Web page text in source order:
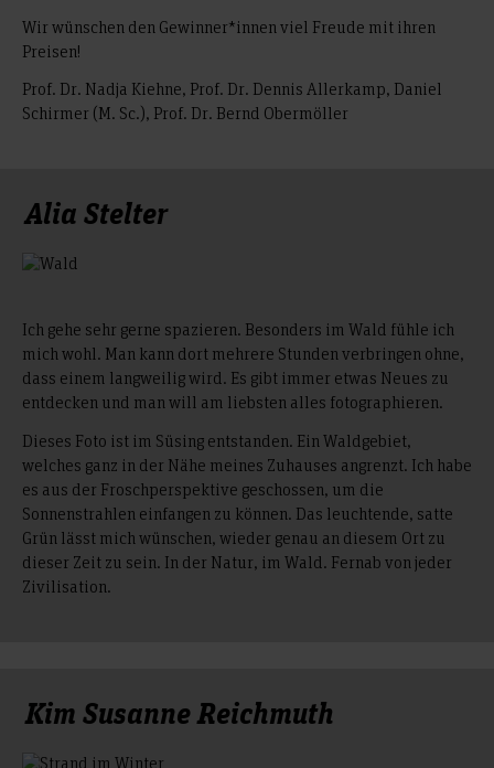
Wir wünschen den Gewinner*innen viel Freude mit ihren
Preisen!
Prof. Dr. Nadja Kiehne, Prof. Dr. Dennis Allerkamp, Daniel
Schirmer (M. Sc.), Prof. Dr. Bernd Obermöller
Alia Stelter
Ich gehe sehr gerne spazieren. Besonders im Wald fühle ich
mich wohl. Man kann dort mehrere Stunden verbringen ohne,
dass einem langweilig wird. Es gibt immer etwas Neues zu
entdecken und man will am liebsten alles fotographieren.
Dieses Foto ist im Süsing entstanden. Ein Waldgebiet,
welches ganz in der Nähe meines Zuhauses angrenzt. Ich habe
es aus der Froschperspektive geschossen, um die
Sonnenstrahlen einfangen zu können. Das leuchtende, satte
Grün lässt mich wünschen, wieder genau an diesem Ort zu
dieser Zeit zu sein. In der Natur, im Wald. Fernab von jeder
Zivilisation.
Kim Susanne Reichmuth